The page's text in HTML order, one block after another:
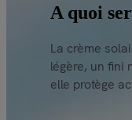
A quoi
La crème
légère, un fini
elle protège